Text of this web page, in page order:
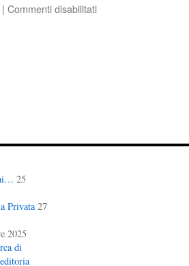
| Commenti disabilitatisu
25
Privata 27
2025
di